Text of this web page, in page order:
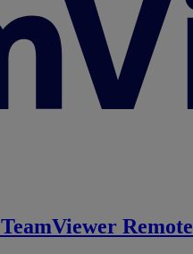
TeamViewer Remote